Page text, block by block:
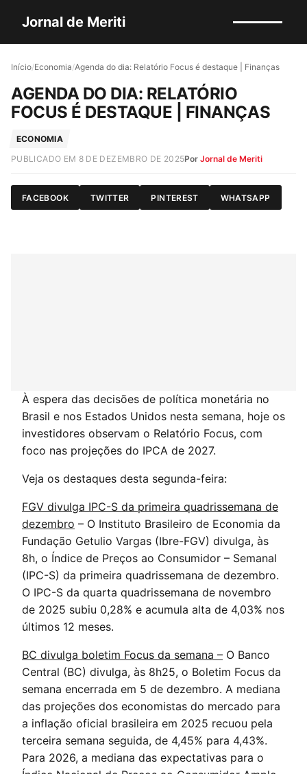
Jornal de Meriti
Início/Economia/Agenda do dia: Relatório Focus é destaque | Finanças
AGENDA DO DIA: RELATÓRIO
FOCUS É DESTAQUE | FINANÇAS
ECONOMIA
PUBLICADO EM 8 DE DEZEMBRO DE 2025PorJornal de Meriti
FACEBOOK TWITTER PINTEREST WHATSAPP
À espera das decisões de política monetária no
Brasil e nos Estados Unidos nesta semana, hoje os
investidores observam o Relatório Focus, com
foco nas projeções do IPCA de 2027.
Veja os destaques desta segunda-feira:
FGV divulga IPC-S da primeira quadrissemana de
dezembro – O Instituto Brasileiro de Economia da
Fundação Getulio Vargas (Ibre-FGV) divulga, às
8h, o Índice de Preços ao Consumidor – Semanal
(IPC-S) da primeira quadrissemana de dezembro.
O IPC-S da quarta quadrissemana de novembro
de 2025 subiu 0,28% e acumula alta de 4,03% nos
últimos 12 meses.
BC divulga boletim Focus da semana – O Banco
Central (BC) divulga, às 8h25, o Boletim Focus da
semana encerrada em 5 de dezembro. A mediana
das projeções dos economistas do mercado para
a inflação oficial brasileira em 2025 recuou pela
terceira semana seguida, de 4,45% para 4,43%.
Para 2026, a mediana das expectativas para o